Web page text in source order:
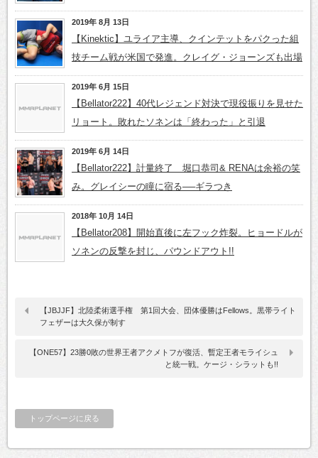
2019年 8月 13日
【Kinektic】ユライア主導、クインテットをパクった組
技チーム戦が米国で発進。クレイグ・ジョーンズも出場
2019年 6月 15日
【Bellator222】40代レジェンド対決で現役振りを見せた
リョート。敗れたソネンは「終わった」と引退
2019年 6月 14日
【Bellator222】計量終了 堀口恭司& RENAは余裕の笑
み。グレイシーの瞳に宿る──ギラつき
2018年 10月 14日
【Bellator208】開始直後に左フック炸裂。ヒョードルが
ソネンの反撃を封じ、パウンドアウト!!
【JBJJF】北陸柔術選手権 第1回大会、団体優勝はFellows。黒帯ライト
フェザーは大久保が制す
【ONE57】23勝0敗の世界王者アクメトフが復活、暫定王者モライシュ
と統一戦。ケージ・シラットも!!
トップページに戻る